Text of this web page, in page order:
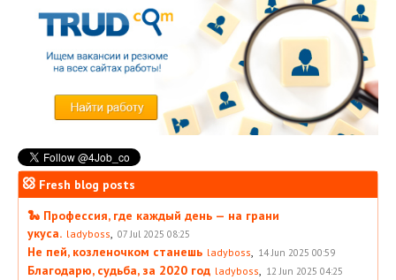
Fresh blog posts
🐍 Профессия, где каждый день — на грани
укуса. ladyboss, 07 Jul 2025 08:25
Не пей, козленочком станешь ladyboss, 14 Jun 2025 00:59
Благодарю, судьба, за 2020 год ladyboss, 12 Jun 2025 04:25